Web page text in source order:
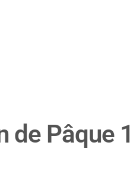
de Pâque 1